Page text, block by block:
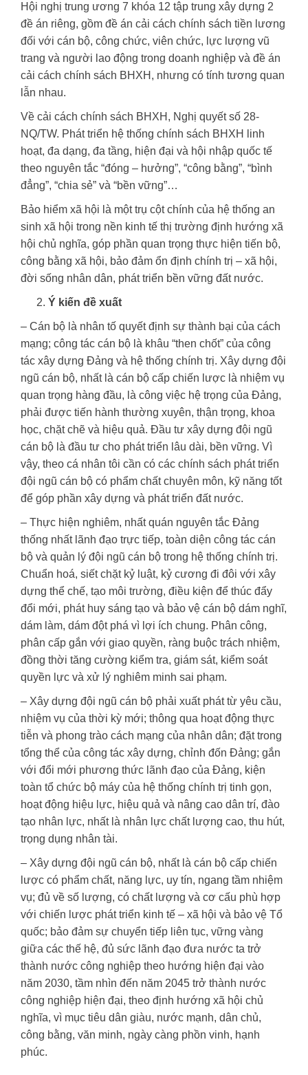
Hội nghị trung ương 7 khóa 12 tập trung xây dựng 2
đề án riêng, gồm đề án cải cách chính sách tiền lương
đối với cán bộ, công chức, viên chức, lực lượng vũ
trang và người lao động trong doanh nghiệp và đề án
cải cách chính sách BHXH, nhưng có tính tương quan
lẫn nhau.
Về cải cách chính sách BHXH, Nghị quyết số 28-
NQ/TW. Phát triển hệ thống chính sách BHXH linh
hoạt, đa dạng, đa tầng, hiện đại và hội nhập quốc tế
theo nguyên tắc “đóng – hưởng”, “công bằng”, “bình
đẳng”, “chia sẻ” và “bền vững”…
Bảo hiểm xã hội là một trụ cột chính của hệ thống an
sinh xã hội trong nền kinh tế thị trường định hướng xã
hội chủ nghĩa, góp phần quan trọng thực hiện tiến bộ,
công bằng xã hội, bảo đảm ổn định chính trị – xã hội,
đời sống nhân dân, phát triển bền vững đất nước.
Ý kiến đề xuất
– Cán bộ là nhân tố quyết định sự thành bại của cách
mạng; công tác cán bộ là khâu “then chốt” của công
tác xây dựng Đảng và hệ thống chính trị. Xây dựng đội
ngũ cán bộ, nhất là cán bộ cấp chiến lược là nhiệm vụ
quan trọng hàng đầu, là công việc hệ trọng của Đảng,
phải được tiến hành thường xuyên, thận trọng, khoa
học, chặt chẽ và hiệu quả. Đầu tư xây dựng đội ngũ
cán bộ là đầu tư cho phát triển lâu dài, bền vững. Vì
vậy, theo cá nhân tôi cần có các chính sách phát triển
đội ngũ cán bộ có phẩm chất chuyên môn, kỹ năng tốt
để góp phần xây dựng và phát triển đất nước.
– Thực hiện nghiêm, nhất quán nguyên tắc Đảng
thống nhất lãnh đạo trực tiếp, toàn diện công tác cán
bộ và quản lý đội ngũ cán bộ trong hệ thống chính trị.
Chuẩn hoá, siết chặt kỷ luật, kỷ cương đi đôi với xây
dựng thể chế, tạo môi trường, điều kiện để thúc đẩy
đổi mới, phát huy sáng tạo và bảo vệ cán bộ dám nghĩ,
dám làm, dám đột phá vì lợi ích chung. Phân công,
phân cấp gắn với giao quyền, ràng buộc trách nhiệm,
đồng thời tăng cường kiểm tra, giám sát, kiểm soát
quyền lực và xử lý nghiêm minh sai phạm.
– Xây dựng đội ngũ cán bộ phải xuất phát từ yêu cầu,
nhiệm vụ của thời kỳ mới; thông qua hoạt động thực
tiễn và phong trào cách mạng của nhân dân; đặt trong
tổng thể của công tác xây dựng, chỉnh đốn Đảng; gắn
với đổi mới phương thức lãnh đạo của Đảng, kiện
toàn tổ chức bộ máy của hệ thống chính trị tinh gọn,
hoạt động hiệu lực, hiệu quả và nâng cao dân trí, đào
tạo nhân lực, nhất là nhân lực chất lượng cao, thu hút,
trọng dụng nhân tài.
– Xây dựng đội ngũ cán bộ, nhất là cán bộ cấp chiến
lược có phẩm chất, năng lực, uy tín, ngang tầm nhiệm
vụ; đủ về số lượng, có chất lượng và cơ cấu phù hợp
với chiến lược phát triển kinh tế – xã hội và bảo vệ Tổ
quốc; bảo đảm sự chuyển tiếp liên tục, vững vàng
giữa các thế hệ, đủ sức lãnh đạo đưa nước ta trở
thành nước công nghiệp theo hướng hiện đại vào
năm 2030, tầm nhìn đến năm 2045 trở thành nước
công nghiệp hiện đại, theo định hướng xã hội chủ
nghĩa, vì mục tiêu dân giàu, nước mạnh, dân chủ,
công bằng, văn minh, ngày càng phồn vinh, hạnh
phúc.